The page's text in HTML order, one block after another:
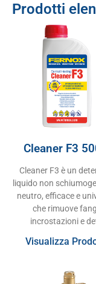
Prodotti
Cleaner F3
Cleaner F3 è un
liquido non
neutro, efficace e
che rimuove
incrostazioni e
Visualizza